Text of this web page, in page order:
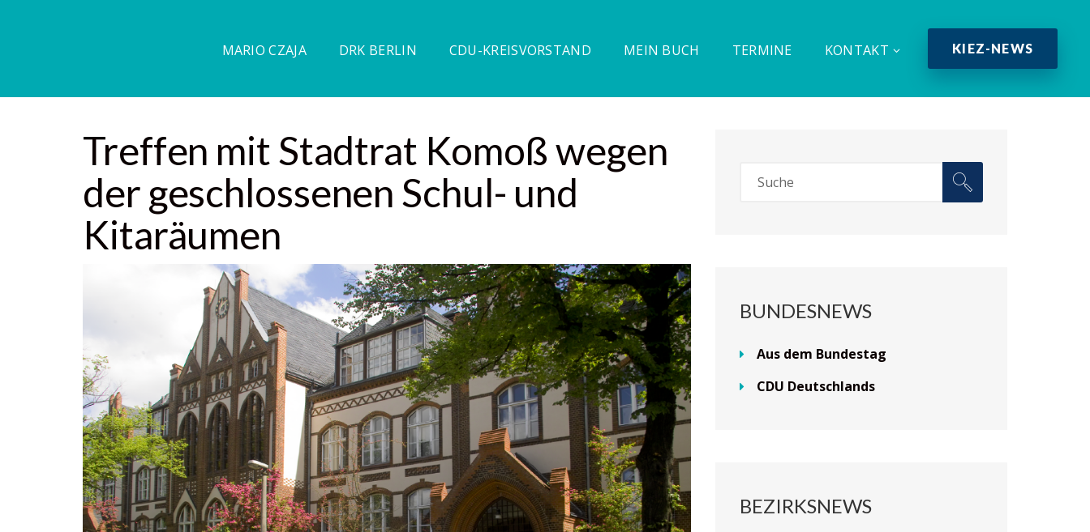
MARIO CZAJA DRK BERLIN CDU-KREISVORSTAND MEIN BUCH TERMINE KONTAKT KIEZ-NEWS
Treffen mit Stadtrat Komoß wegen
der geschlossenen Schul- und
Kitaräumen
BUNDESNEWS
Aus dem Bundestag
CDU Deutschlands
BEZIRKSNEWS